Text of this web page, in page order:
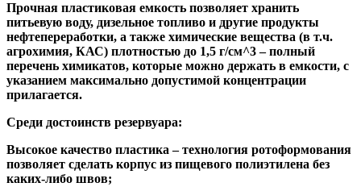
Прочная пластиковая емкость позволяет хранить
питьевую воду, дизельное топливо и другие продукты
нефтепереработки, а также химические вещества (в т.ч.
агрохимия, КАС) плотностью до 1,5 г/см^3 – полный
перечень химикатов, которые можно держать в емкости, с
указанием максимально допустимой концентрации
прилагается.
Среди достоинств резервуара:
Высокое качество пластика – технология ротоформования
позволяет сделать корпус из пищевого полиэтилена без
каких-либо швов;